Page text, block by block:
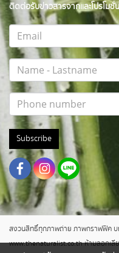
ติดต่อรับข่าวสารจากและโปรโมชั่
Subscribe
สงวนสิทธิ์ทุกภาพถ่าย ภาพกราฟฟิค บ
www.thenaturalist.co.th ห้ามลอกเลี